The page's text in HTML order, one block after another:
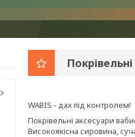
WABIS - дах під контролем!
Покрівельні аксесуари
Високоякісна сировина,